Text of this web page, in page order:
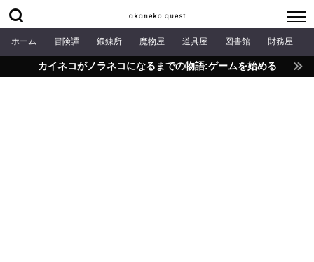
akaneko quest
ホーム 冒険譚 鍛錬所 魔物屋 道具屋 図書館 財務屋
カイネコがノラネコになるまでの物語:ゲームを始める